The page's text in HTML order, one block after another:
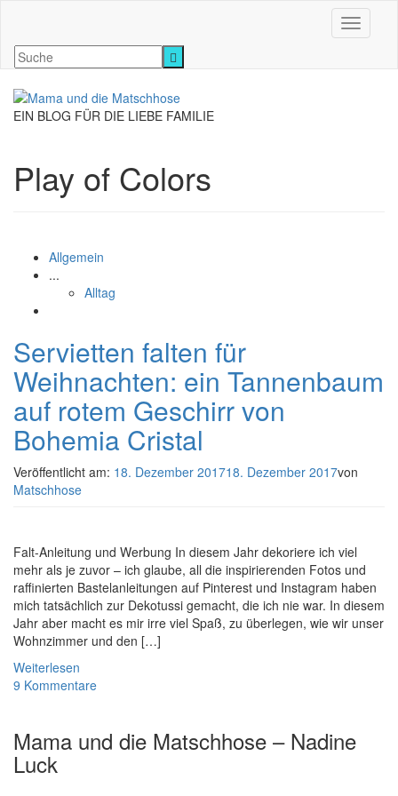
EIN BLOG FÜR DIE LIEBE FAMILIE
Play of Colors
Allgemein
...
Alltag
Servietten falten für
Weihnachten: ein Tannenbaum
auf rotem Geschirr von
Bohemia Cristal
Veröffentlicht am: 18. Dezember 201718. Dezember 2017von
Matschhose
Falt-Anleitung und Werbung In diesem Jahr dekoriere ich viel
mehr als je zuvor – ich glaube, all die inspirierenden Fotos und
raffinierten Bastelanleitungen auf Pinterest und Instagram haben
mich tatsächlich zur Dekotussi gemacht, die ich nie war. In diesem
Jahr aber macht es mir irre viel Spaß, zu überlegen, wie wir unser
Wohnzimmer und den […]
Weiterlesen
9 Kommentare
Mama und die Matschhose – Nadine
Luck